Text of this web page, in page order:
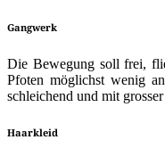
Gangwerk
Die Bewe­gung soll frei,
Pfo­ten mög­lichst wenig
schlei­chend und mit
Haarkleid